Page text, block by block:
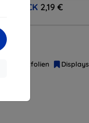
2,19 €
Schutzfolien